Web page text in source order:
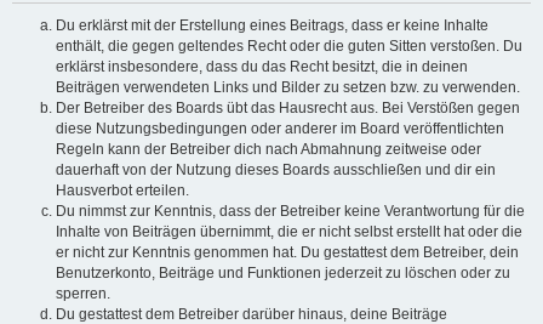
Du erklärst mit der Erstellung eines Beitrags, dass er keine Inhalte
enthält, die gegen geltendes Recht oder die guten Sitten verstoßen. Du
erklärst insbesondere, dass du das Recht besitzt, die in deinen
Beiträgen verwendeten Links und Bilder zu setzen bzw. zu verwenden.
Der Betreiber des Boards übt das Hausrecht aus. Bei Verstößen gegen
diese Nutzungsbedingungen oder anderer im Board veröffentlichten
Regeln kann der Betreiber dich nach Abmahnung zeitweise oder
dauerhaft von der Nutzung dieses Boards ausschließen und dir ein
Hausverbot erteilen.
Du nimmst zur Kenntnis, dass der Betreiber keine Verantwortung für die
Inhalte von Beiträgen übernimmt, die er nicht selbst erstellt hat oder die
er nicht zur Kenntnis genommen hat. Du gestattest dem Betreiber, dein
Benutzerkonto, Beiträge und Funktionen jederzeit zu löschen oder zu
sperren.
Du gestattest dem Betreiber darüber hinaus, deine Beiträge